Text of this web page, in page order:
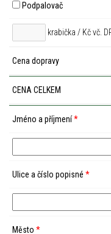
Podpalovač
krabička / Kč vč.
Cena dopravy
CENA CELKEM
Jméno a příjmení*
Ulice a číslo popisné *
Město *